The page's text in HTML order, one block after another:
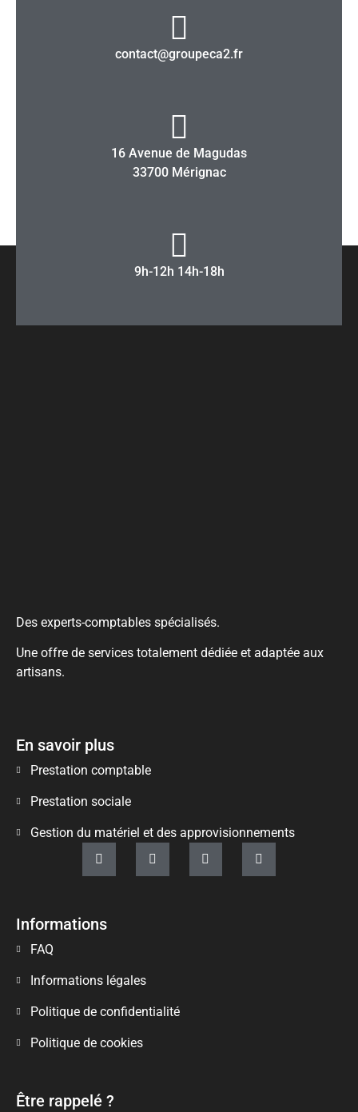
contact@groupeca2.fr
16 Avenue de Magudas
33700 Mérignac
9h-12h 14h-18h
Des experts-comptables spécialisés.
Une offre de services totalement dédiée et adaptée aux
artisans.
En savoir plus
Prestation comptable
Prestation sociale
Gestion du matériel et des approvisionnements
Informations
FAQ
Informations légales
Politique de confidentialité
Politique de cookies
Être rappelé ?